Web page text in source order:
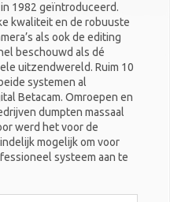
1982 geïntroduceerd.
kwaliteit en de robuuste
als ook de editing
beschouwd als dé
uitzendwereld. Ruim 10
systemen al
Betacam. Omroepen en
dumpten massaal
werd het voor de
mogelijk om voor
systeem aan te